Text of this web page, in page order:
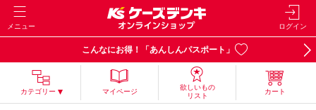
メニュー ログイン
こんなにお得！「あんしんパスポート」
カテゴリー マイページ
欲しいもの
リスト
カート